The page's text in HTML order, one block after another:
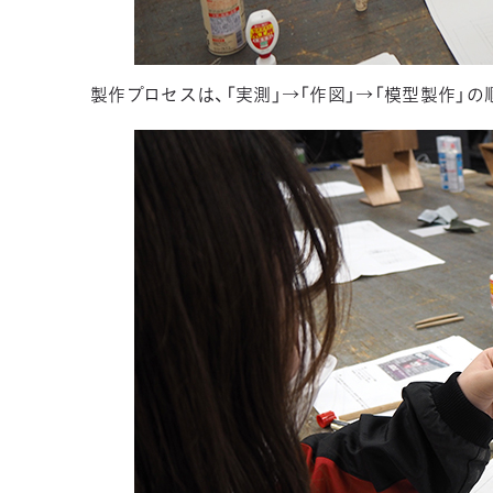
製作プロセスは、「実測」→「作図」→「模型製作」の